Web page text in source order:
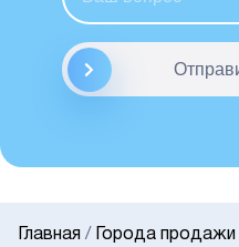
Главная / Города продажи